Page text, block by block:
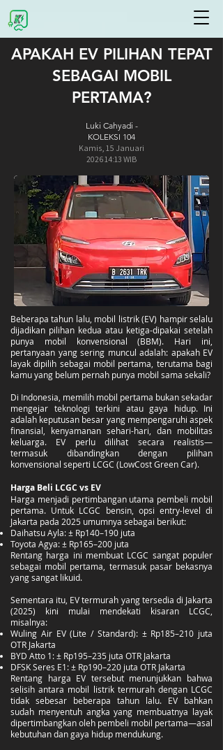
APAKAH EV PILIHAN TEPAT
SEBAGAI MOBIL
PERTAMA?
Luki Cahyadi -
KOLEKSI 104
Kamis, 15 Januari
2026 14:13 WIB
Beberapa tahun lalu, mobil listrik (EV) hampir selalu
dijadikan pilihan kedua atau ketiga-dipakai setelah
punya mobil konvensional (BBM). Hari ini,
pertanyaan yang sering muncul adalah: apakah EV
layak dipilih sebagai mobil pertama, terutama bagi
kamu yang belum pernah punya mobil sama sekali?
Di Indonesia, memilih mobil pertama bukan sekadar
mengejar teknologi terkini atau gaya hidup. Ini
adalah keputusan besar yang mempengaruhi aspek
finansial, kenyamanan sehari-hari, dan mobilitas
keluarga. EV perlu dilihat secara realistis—
termasuk dibandingkan dengan pilihan
konvensional seperti LCGC (LowCost Green Car).
Harga Beli LCGC vs EV
Harga menjadi pertimbangan utama pembeli mobil
pertama. Untuk LCGC bensin, opsi entry-level di
Jakarta pada 2025 umumnya sebagai berikut:
Daihatsu Ayla: ± Rp140–190 juta
Toyota Agya: ± Rp165–200 juta
Rentang harga ini membuat LCGC sangat populer
sebagai mobil pertama, termasuk pasar bekasnya
yang sangat likuid.
Sementara itu, EV termurah yang tersedia di Jakarta
(2025) kini mulai mendekati kisaran LCGC,
misalnya:
Wuling Air EV (Lite / Standard): ± Rp185–210 juta
OTR Jakarta
BYD Atto 1: ± Rp195–235 juta OTR Jakarta
DFSK Seres E1: ± Rp190–220 juta OTR Jakarta
Rentang harga EV tersebut menunjukkan bahwa
selisih antara mobil listrik termurah dengan LCGC
tidak sebesar beberapa tahun lalu. EV bahkan
sudah menyentuh angka yang membuatnya layak
dipertimbangkan oleh pembeli mobil pertama—asal
kebutuhan dan gaya hidup mendukung.